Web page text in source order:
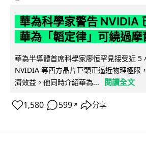
華為科學家警告 NVIDIA
華為「韜定律」可繞過
華為半導體首席科學家廖恒罕見接受近 5
NVIDIA 等西方晶片巨頭正逼近物理極限
濟效益。他同時介紹華為...
閱讀全文
1,580 599 ↗ 分享